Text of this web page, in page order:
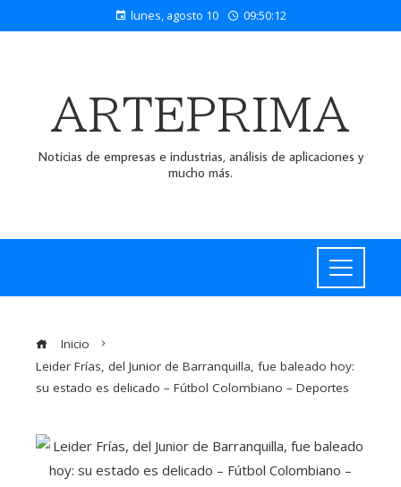
lunes, agosto 10 09:50:13
ARTEPRIMA
Noticias de empresas e industrias, análisis de aplicaciones y
mucho más.
Inicio
Leider Frías, del Junior de Barranquilla, fue baleado hoy:
su estado es delicado – Fútbol Colombiano – Deportes